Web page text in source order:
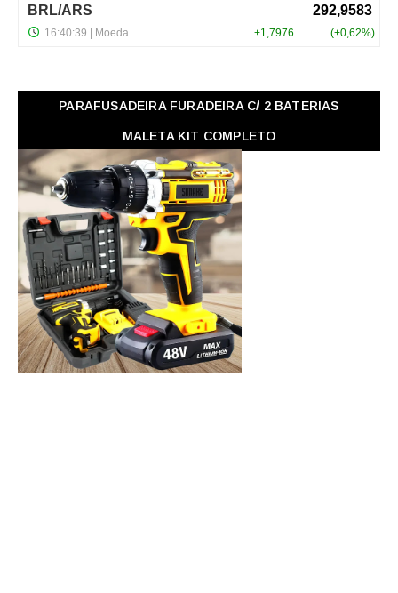
PARAFUSADEIRA FURADEIRA C/ 2 BATERIAS
MALETA KIT COMPLETO